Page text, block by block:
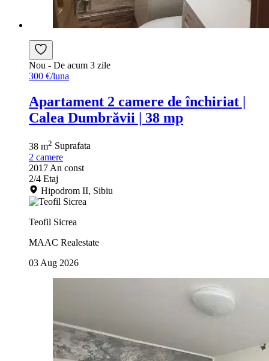
Nou - De acum 3 zile
300 €/luna
Apartament 2 camere de închiriat |
Calea Dumbrăvii | 38 mp
38 m2 Suprafata
2 camere
2017 An const
2/4 Etaj
Hipodrom II, Sibiu
Teofil Sicrea
MAAC Realestate
03 Aug 2026